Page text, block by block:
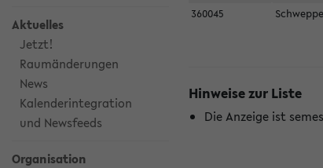
Aktuelles
Jetzt!
Raumänderungen
News
Kalenderintegration
und Newsfeeds
Organisation
360045
Schweppe
Hinweise zur Liste
Die Anzeige ist